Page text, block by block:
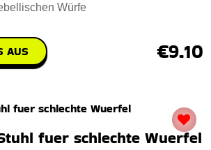
Würfe
AUS €9.10
fuer schlechte Wuerfel